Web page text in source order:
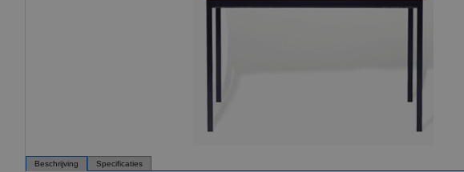
Beschrijving Specificaties